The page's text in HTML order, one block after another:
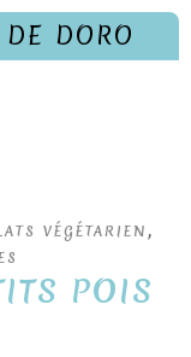
DORO
VÉGÉTARIEN ,
POIS